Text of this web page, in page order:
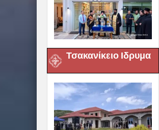
Τσακανίκειο Ιδρυμα